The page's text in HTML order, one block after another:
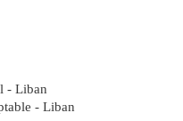
- Liban
- Liban